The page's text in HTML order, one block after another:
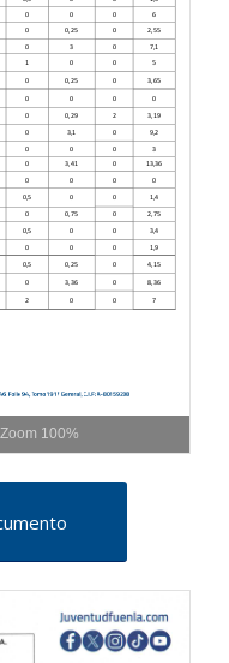
Zoom 100%